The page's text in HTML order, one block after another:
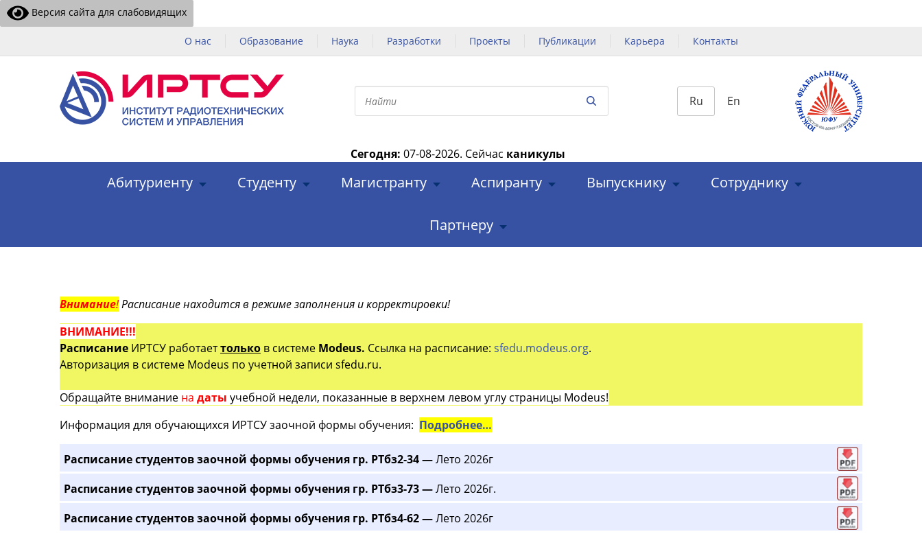
Версия сайта для слабовидящих
О нас Образование Наука Разработки Проекты Публикации Карьера Контакты
Ru En
Сегодня: 07-08-2026. Сейчас каникулы
Абитуриенту Студенту Магистранту Аспиранту Выпускнику Сотруднику
Партнеру
Внимание!Расписание находится в режиме заполнения и корректировки!
ВНИМАНИЕ!!!
Расписание ИРТСУ работаеттолько в системе Modeus. Ссылка на расписание: sfedu.modeus.org.
Авторизация в системе Modeus по учетной записи sfedu.ru.
Обращайте внимание на даты учебной недели, показанные в верхнем левом углу страницы Modeus!
Информация для обучающихся ИРТСУ заочной формы обучения: Подробнее…
Расписание студентов заочной формы обучения гр. РТбз2-34 —Лето 2026г
Расписание студентов заочной формы обучения гр. РТбз3-73 —Лето 2026г.
Расписание студентов заочной формы обучения гр. РТбз4-62 —Лето 2026г